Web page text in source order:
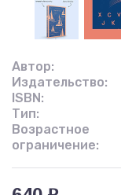
Автор:
Издательство:
ISBN:
Тип:
Возрастное
ограничение: